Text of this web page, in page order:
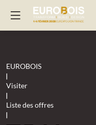
EUROBOIS
|
Visiter
|
Liste des offres
|